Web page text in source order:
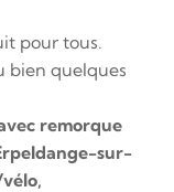
pour tous.
bien quelques
remorque
sur-